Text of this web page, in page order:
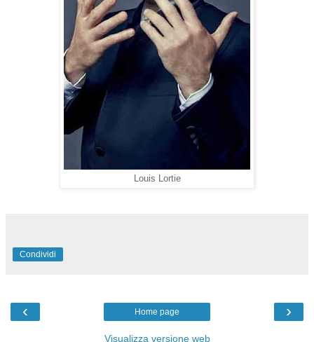
Louis Lortie
Condividi
‹ ›
Home page
Visualizza versione web